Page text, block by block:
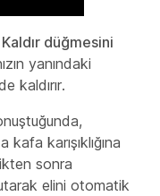
Kaldır düğmesini
yanındaki
kaldırır.
karışıklığına
sonra
elini otomatik